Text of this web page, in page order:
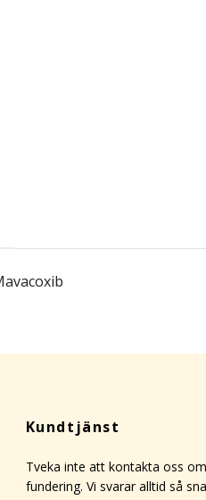
Kundtjänst
Tveka inte att kontakta oss
fundering. Vi svarar alltid så